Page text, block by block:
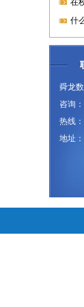
在
什
舜龙
咨询
热线
地址